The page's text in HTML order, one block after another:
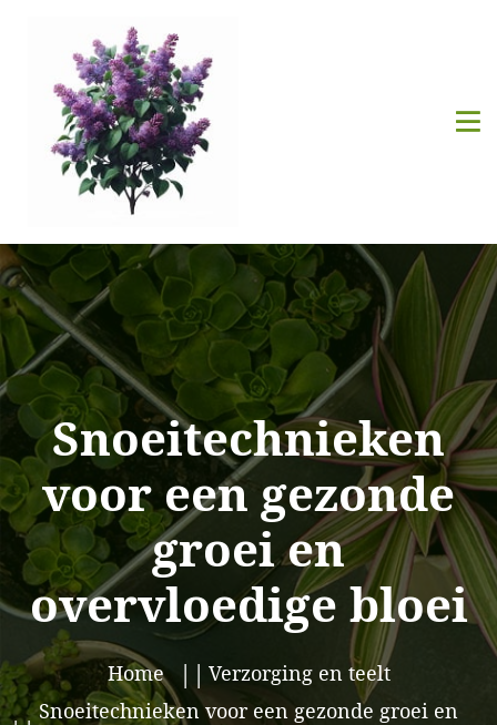
Snoeitechnieken
voor een gezonde
groei en
overvloedige bloei
Home
Verzorging en teelt
Snoeitechnieken voor een gezonde groei en